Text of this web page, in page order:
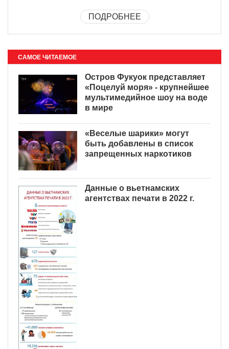
ПОДРОБНЕЕ
САМОЕ ЧИТАЕМОЕ
Остров Фукуок представляет
«Поцелуй моря» - крупнейшее
мультимедийное шоу на воде
в мире
«Веселые шарики» могут
быть добавлены в список
запрещенных наркотиков
Данные о вьетнамских
агентствах печати в 2022 г.